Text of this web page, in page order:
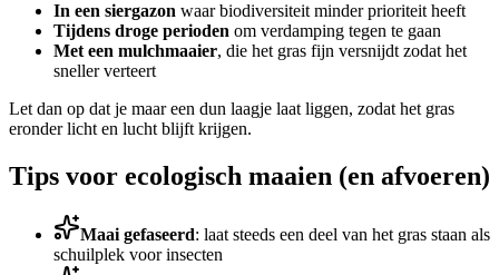
In een siergazon waar biodiversiteit minder prioriteit heeft
Tijdens droge perioden om verdamping tegen te gaan
Met een mulchmaaier, die het gras fijn versnijdt zodat het
sneller verteert
Let dan op dat je maar een dun laagje laat liggen, zodat het gras
eronder licht en lucht blijft krijgen.
Tips voor ecologisch maaien (en afvoeren)
Maai gefaseerd: laat steeds een deel van het gras staan als
schuilplek voor insecten